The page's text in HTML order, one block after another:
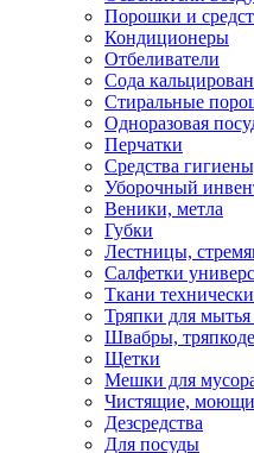
Порошки и
Кондиционеры
Отбеливатели
Сода
Стиральные
Одноразовая
Перчатки
Средства
Уборочный
Веники, метла
Губки
Лестницы,
Салфетки
Ткани
Тряпки для мытья
Швабры,
Щетки
Мешки для
Чистящие,
Дезсредства
Для посуды